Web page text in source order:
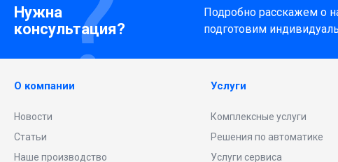
Нужна
консультация?
Подробно расскажем о
подготовим
О компании
Новости
Статьи
Наше производство
Услуги
Комплексные услуги
Решения по автоматике
Услуги сервиса